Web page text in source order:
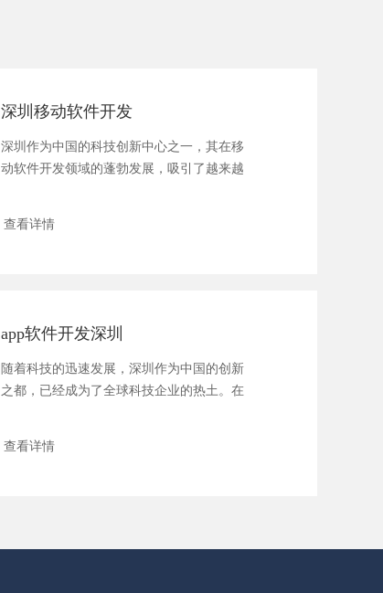
深圳移动软件开发
深圳作为中国的科技创新中心之一，其在移
动软件开发领域的蓬勃发展，吸引了越来越
查看详情
app软件开发深圳
随着科技的迅速发展，深圳作为中国的创新
之都，已经成为了全球科技企业的热土。在
查看详情